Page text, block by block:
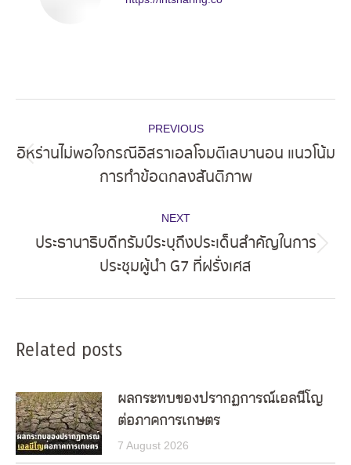
navigation
PREVIOUS
post:
อิหร่านไม่พอใจกรณีอิสราเอลโจมตีเลบานอน แนวโน้ม
การทำข้อตกลงสันติภาพ
NEXT
Next
post:
ประธานาธิบดีทรัมป์ระบุถึงประเด็นสำคัญในการ
ประชุมผู้นำ G7 ที่ฝรั่งเศส
Related posts
ผลกระทบของปรากฏการณ์เอลนีโญ
ต่อภาคการเกษตร
7 August 2026